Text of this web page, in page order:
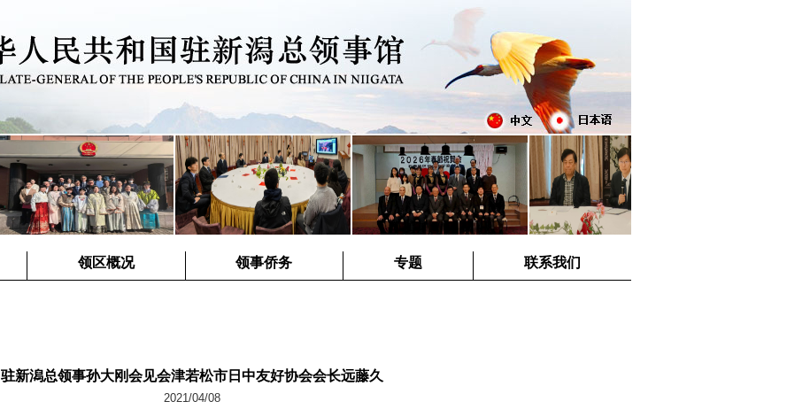
领区概况 领事侨务 专题 联系我们
驻新潟总领事孙大刚会见会津若松市日中友好协会会长远藤久
2021/04/08